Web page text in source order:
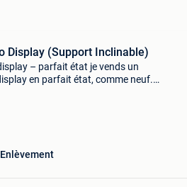
Display (Support Inclinable)
– parfait état je vends un
en parfait état, comme neuf.
Enlèvement